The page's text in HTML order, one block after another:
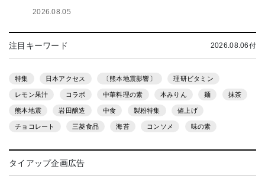
2026.08.05
注目キーワード 2026.08.06付
特集 日本アクセス 〔熊本地震影響〕 理研ビタミン
レモン果汁 コラボ 中華料理の素 本みりん 麺 抹茶
熊本地震 岩田醸造 中食 製粉特集 値上げ
チョコレート 三菱食品 海苔 コンソメ 味の素
タイアップ企画広告